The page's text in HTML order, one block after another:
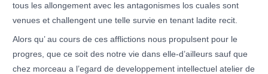
tous les allongement avec les antagonismes los cuales sont
venues et challengent une telle survie en tenant ladite recit.
Alors qu’ au cours de ces afflictions nous propulsent pour le
progres, que ce soit des notre vie dans elle-d’ailleurs sauf que
chez morceau a l’egard de developpement intellectuel atelier de